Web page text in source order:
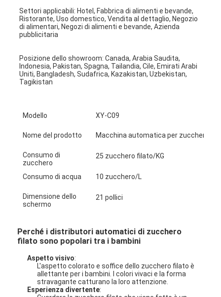
Casa.
Su di noi
Visita alla fabbrica
Chiedi un preventivo
macchina dello zucchero filato
macchine da gioco per colpire martello
Macchina per il basket arcade
Settori applicabili: Hotel, Fabbrica di alimenti e bevande,
Ristorante, Uso domestico, Vendita al dettaglio, Negozio
di alimentari, Negozi di alimenti e bevande, Azienda
pubblicitaria
Posizione dello showroom: Canada, Arabia Saudita,
Indonesia, Pakistan, Spagna, Tailandia, Cile, Emirati Arabi
Uniti, Bangladesh, Sudafrica, Kazakistan, Uzbekistan,
Tagikistan
Modello XY-C09
Nome del prodotto Macchina automatica per zucchero
Consumo di
zucchero
25 zucchero filato/KG
Consumo di acqua 10 zucchero/L
Dimensione dello
schermo
21 pollici
Perché i distributori automatici di zucchero
filato sono popolari tra i bambini
Aspetto visivo:
L'aspetto colorato e soffice dello zucchero filato è
allettante per i bambini. I colori vivaci e la forma
stravagante catturano la loro attenzione.
Esperienza divertente: